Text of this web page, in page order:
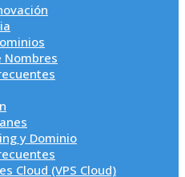
Nombres
y Dominio
Cloud (VPS Cloud)